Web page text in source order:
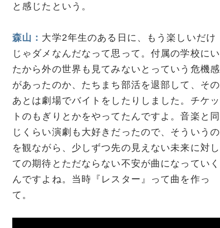
と感じたという。
森山： 大学2年生のある日に、もう楽しいだけ
じゃダメなんだなって思って。付属の学校にい
たから外の世界も見てみないとっていう危機感
があったのか、たちまち部活を退部して、その
あとは劇場でバイトをしたりしました。チケッ
トのもぎりとかをやってたんですよ。音楽と同
じくらい演劇も大好きだったので、そういうの
を観ながら、少しずつ先の見えない未来に対し
ての期待とただならない不安が曲になっていく
んですよね。当時『レスター』って曲を作っ
て。